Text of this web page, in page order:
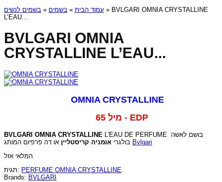
עמוד הבית » בשמים » בשמים לנשים
» BVLGARI OMNIA CRYSTALLINE
L’EAU...
BVLGARI OMNIA
CRYSTALLINE L’EAU...
OMNIA CRYSTALLINE
65 מיל - EDP
BVLGARI OMNIA CRYSTALLINE L'EAU DE PERFUME בושם לאשה
בולגרי אומניה קריסטליין
Bvlgari
המלאי אזל
תגית: PERFUME OMNIA CRYSTALLINE.
Brands: BVLGARI